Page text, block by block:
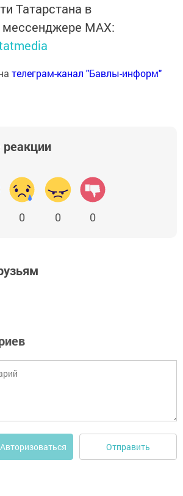
Татарстана в
MАХ:
телеграм-канал "Бавлы-информ"
реакции
0 0 0
Авторизоваться Отправить